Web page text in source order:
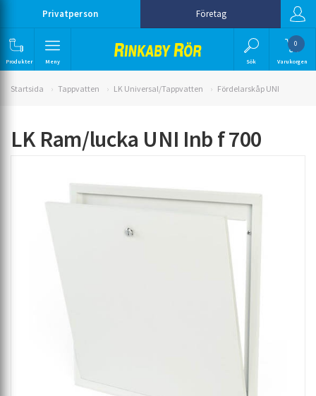
Privatperson Företag
Produkter Meny Sök
0
Varukorgen
Startsida Tappvatten LK Universal/Tappvatten Fördelarskåp UNI
LK Ram/lucka UNI Inb f 700